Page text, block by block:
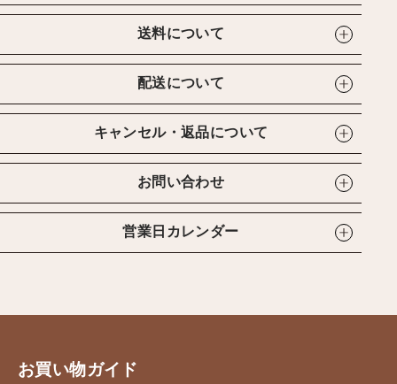
送料について
配送について
キャンセル・返品について
お問い合わせ
営業日カレンダー
お買い物ガイド